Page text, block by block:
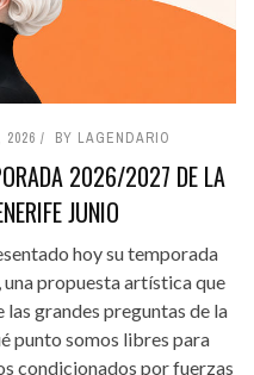
2026 BY LAGENDARIO
2026/2027 DE LA
JUNIO
hoy su temporada
propuesta artística que
grandes preguntas de la
punto somos libres para
condicionados por fuerzas